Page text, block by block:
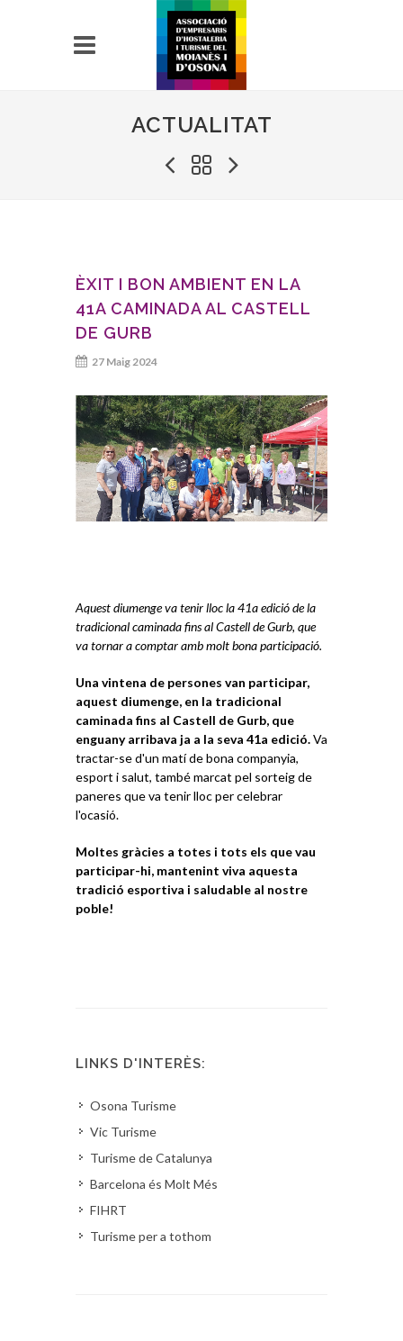
ACTUALITAT
ÈXIT I BON AMBIENT EN LA
41A CAMINADA AL CASTELL
DE GURB
27 Maig 2024
Aquest diumenge va tenir lloc la 41a edició de la
tradicional caminada fins al Castell de Gurb, que
va tornar a comptar amb molt bona participació.
Una vintena de persones van participar,
aquest diumenge, en la tradicional
caminada fins al Castell de Gurb, que
enguany arribava ja a la seva 41a edició.Va
tractar-se d'un matí de bona companyia,
esport i salut, també marcat pel sorteig de
paneres que va tenir lloc per celebrar
l'ocasió.
Moltes gràcies a totes i tots els que vau
participar-hi, mantenint viva aquesta
tradició esportiva i saludable al nostre
poble!
LINKS D'INTERÈS:
Osona Turisme
Vic Turisme
Turisme de Catalunya
Barcelona és Molt Més
FIHRT
Turisme per a tothom